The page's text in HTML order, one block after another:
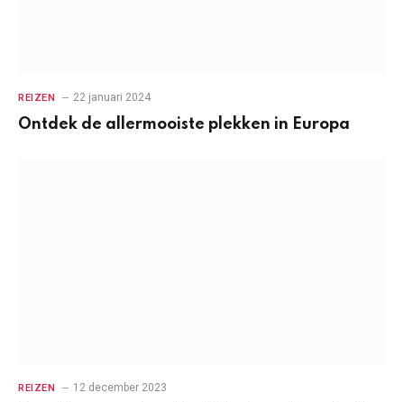
REIZEN 22 januari 2024
Ontdek de allermooiste plekken in Europa
REIZEN 12 december 2023